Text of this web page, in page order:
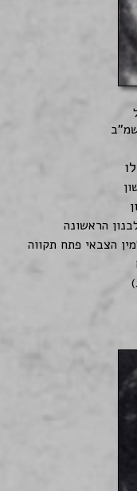
הראשונה
הצבאי פתח תקווה